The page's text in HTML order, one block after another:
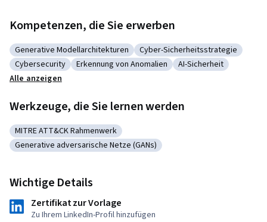
Kompetenzen, die Sie erwerben
Kategorie: Generative Modellarchitekturen
Generative Modellarchitekturen Kategorie: Cyber-
Cyber-Sicherheitsstrategie
Kategorie: Cybersecurity
Cybersecurity Kategorie: Erkennung von Anomalien
Erkennung von Anomalien Kategorie: AI-
AI-Sicherheit
Alle anzeigen
Werkzeuge, die Sie lernen werden
Kategorie: MITRE ATT&CK Rahmenwerk
MITRE ATT&CK Rahmenwerk
Kategorie: Generative adversarische Netze (GANs)
Generative adversarische Netze (GANs)
Wichtige Details
Zertifikat zur Vorlage
Zu Ihrem LinkedIn-Profil hinzufügen